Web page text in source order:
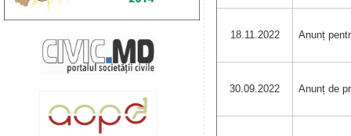
18.11.2022 Anunț
30.09.2022 Anunț de